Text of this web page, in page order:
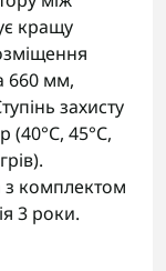
кращу
660 мм,
захисту
(40°С, 45°С,
з комплектом
3 роки.